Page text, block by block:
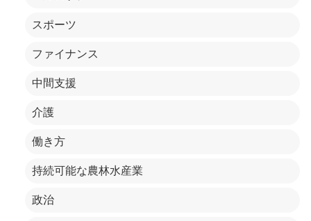
スポーツ
ファイナンス
中間支援
介護
働き方
持続可能な農林水産業
政治